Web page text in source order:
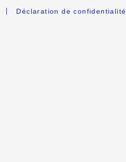
Déclaration de confidentialité